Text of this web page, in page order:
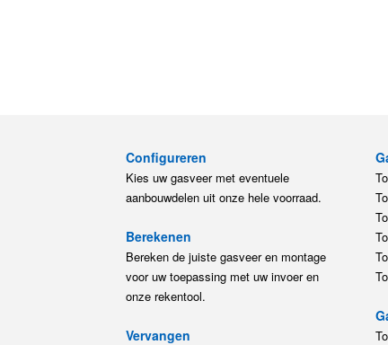
Configureren
Kies uw gasveer met eventuele
aanbouwdelen uit onze hele voorraad.
Berekenen
Bereken de juiste gasveer en montage
voor uw toepassing met uw invoer en
onze rekentool.
Vervangen